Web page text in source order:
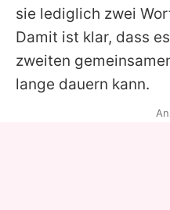
sie lediglich zwei
Damit ist klar, dass
zweiten
lange dauern kann.